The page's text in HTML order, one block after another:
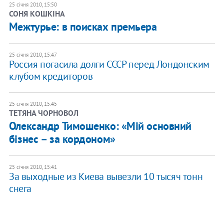
25 січня 2010, 15:50
СОНЯ КОШКІНА
Межтурье: в поисках премьера
25 січня 2010, 15:47
Россия погасила долги СССР перед Лондонским
клубом кредиторов
25 січня 2010, 15:45
ТЕТЯНА ЧОРНОВОЛ
Олександр Тимошенко: «Мій основний
бізнес – за кордоном»
25 січня 2010, 15:41
За выходные из Киева вывезли 10 тысяч тонн
снега